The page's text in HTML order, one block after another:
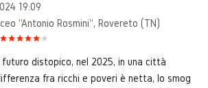
19:09
"Antonio Rosmini", Rovereto (TN)
futuro distopico, nel 2025, in una città
fra ricchi e poveri è netta, lo smog